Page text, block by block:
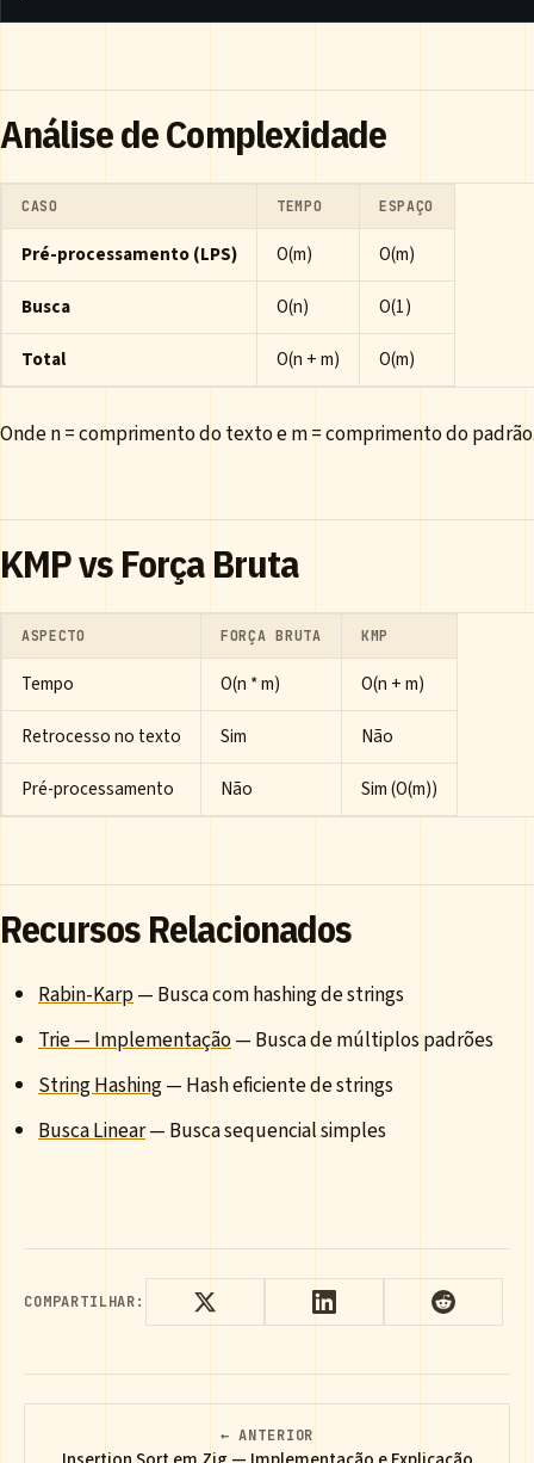
Análise de Complexidade
CASO TEMPO ESPAÇO
Pré-processamento (LPS) O(m)
O(m)
Busca
O(n)
O(1)
Total
O(n + m) O(m)
Onde n = comprimento do texto e m = comprimento do
KMP vs Força Bruta
ASPECTO FORÇA BRUTA KMP
Tempo O(n * m)
O(n + m)
Retrocesso no texto
Sim
Não
Pré-processamento
Não Sim (O(m))
Recursos Relacionados
Rabin-Karp— Busca com hashing de strings
Trie — Implementação— Busca de múltiplos padrões
String Hashing— Hash eficiente de strings
Busca Linear— Busca sequencial simples
COMPARTILHAR:
← ANTERIOR